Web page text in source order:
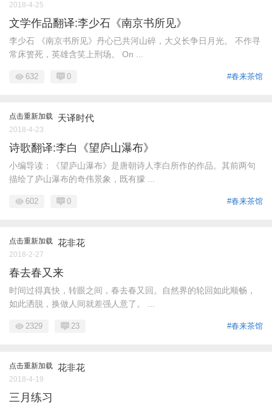
2018-4-25
文学作品翻译:李少石《南京书所见》
李少石 《南京书所见》丹心已共河山碎，大义长争日月光。 不作寻
常床箦死，英雄含笑上刑场。 On ...
#春来茶馆
632 0
点击重新加载 天译时代
2018-4-23
诗歌翻译:李白《望庐山瀑布》
小编导读：《望庐山瀑布》是唐朝诗人李白所作的作品。其前两句
描绘了庐山瀑布的奇伟景象，既有朦 ...
#春来茶馆
602 0
点击重新加载 花非花
2018-2-27
春去春又来
时间过得真快，转眼之间，春去春又回。自然界的轮回如此顺畅，
如此洒脱，换做人间就差强人意了。 ...
#春来茶馆
2329 23
点击重新加载 花非花
2018-4-19
三月练习